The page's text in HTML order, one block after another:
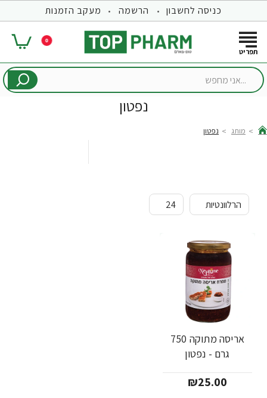
כניסה לחשבון הרשמה מעקב הזמנות
0
...אני
נפטון
מותג נפטון
אריסה מתוקה 750
גרם - נפטון
₪25.00